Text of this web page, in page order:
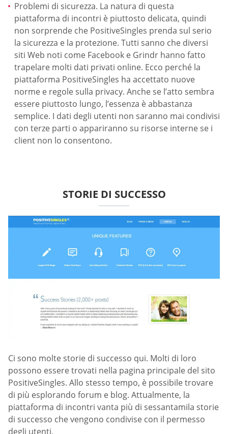
Problemi di sicurezza. La natura di questa
piattaforma di incontri è piuttosto delicata, quindi
non sorprende che PositiveSingles prenda sul serio
la sicurezza e la protezione. Tutti sanno che diversi
siti Web noti come Facebook e Grindr hanno fatto
trapelare molti dati privati online. Ecco perché la
piattaforma PositiveSingles ha accettato nuove
norme e regole sulla privacy. Anche se l’atto sembra
essere piuttosto lungo, l’essenza è abbastanza
semplice. I dati degli utenti non saranno mai condivisi
con terze parti o appariranno su risorse interne se i
client non lo consentono.
STORIE DI SUCCESSO
Ci sono molte storie di successo qui. Molti di loro
possono essere trovati nella pagina principale del sito
PositiveSingles. Allo stesso tempo, è possibile trovare
di più esplorando forum e blog. Attualmente, la
piattaforma di incontri vanta più di sessantamila storie
di successo che vengono condivise con il permesso
degli utenti.